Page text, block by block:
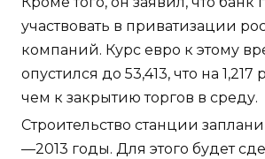
участвовать в приватизации
компаний. Курс евро к этому
опустился до 53,413, что на
чем к закрытию торгов в среду.
Строительство станции
—2013 годы. Для этого будет